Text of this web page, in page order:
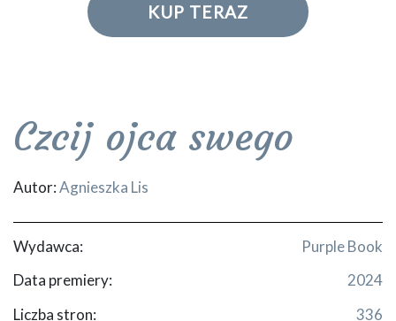
KUP TERAZ
Czcij ojca swego
Autor:Agnieszka Lis
Wydawca:
Data premiery:
Liczba stron:
Purple Book
2024
336